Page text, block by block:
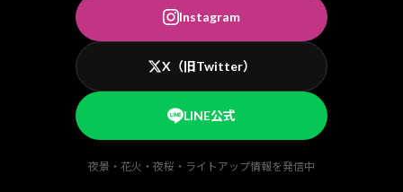
Instagram
X（旧Twitter）
LINE公式
夜景・花火・夜桜・ライトアップ情報を発信中